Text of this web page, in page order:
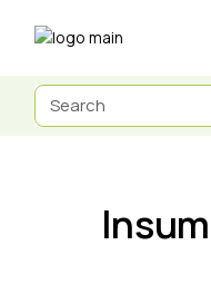
Search
for: